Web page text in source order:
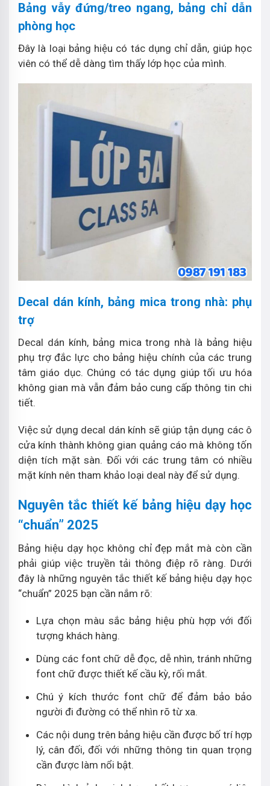
Bảng vẫy đứng/treo ngang, bảng chỉ dẫn
phòng học
Đây là loại bảng hiệu có tác dụng chỉ dẫn, giúp học
viên có thể dễ dàng tìm thấy lớp học của mình.
Decal dán kính, bảng mica trong nhà: phụ
trợ
Decal dán kính, bảng mica trong nhà là bảng hiệu
phụ trợ đắc lực cho bảng hiệu chính của các trung
tâm giáo dục. Chúng có tác dụng giúp tối ưu hóa
không gian mà vẫn đảm bảo cung cấp thông tin chi
tiết.
Việc sử dụng decal dán kính sẽ giúp tận dụng các ô
cửa kính thành không gian quảng cáo mà không tốn
diện tích mặt sàn. Đối với các trung tâm có nhiều
mặt kính nên tham khảo loại deal này để sử dụng.
Nguyên tắc thiết kế bảng hiệu dạy học
“chuẩn” 2025
Bảng hiệu dạy học không chỉ đẹp mắt mà còn cần
phải giúp việc truyền tải thông điệp rõ ràng. Dưới
đây là những nguyên tắc thiết kế bảng hiệu dạy học
“chuẩn” 2025 bạn cần nắm rõ:
Lựa chọn màu sắc bảng hiệu phù hợp với đối
tượng khách hàng.
Dùng các font chữ dễ đọc, dễ nhìn, tránh những
font chữ được thiết kế cầu kỳ, rối mắt.
Chú ý kích thước font chữ để đảm bảo bảo
người đi đường có thể nhìn rõ từ xa.
Các nội dung trên bảng hiệu cần được bố trí hợp
lý, cân đối, đối với những thông tin quan trọng
cần được làm nổi bật.